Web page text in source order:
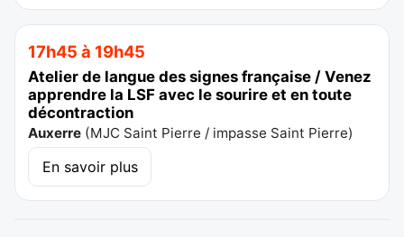
17h45 à 19h45
Atelier de langue des signes française / Venez
apprendre la LSF avec le sourire et en toute
décontraction
Auxerre (MJC Saint Pierre / impasse Saint Pierre)
En savoir plus